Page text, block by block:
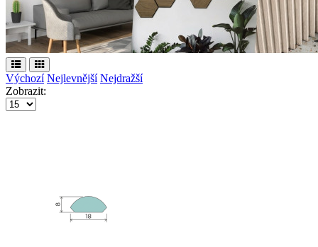
Výchozí Nejlevnější Nejdražší
Zobrazit: